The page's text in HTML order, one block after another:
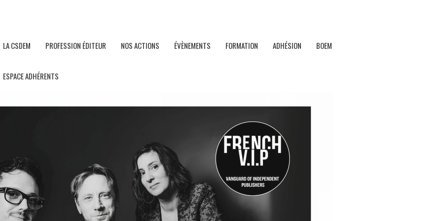
LA CSDEM
PROFESSION ÉDITEUR NOS ACTIONS ÉVÈNEMENTS FORMATION ADHÉSION BOEM
ESPACE ADHÉRENTS